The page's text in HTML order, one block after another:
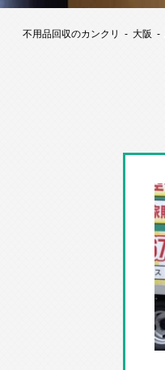
不用品回収のカンクリ 大阪